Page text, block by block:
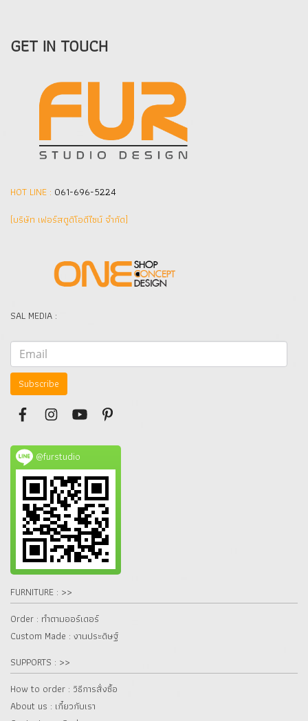
GET IN TOUCH
HOT LINE : 061-696-5224
(บริษัท เฟอร์สตูดิโอดีไซน์ จำกัด]
SAL MEDIA :
Subscribe
@furstudio
FURNITURE : >>
Order : ทำตามออร์เดอร์
Custom Made : งานประดิษฐ์
SUPPORTS : >>
How to order : วิธีการสั่งซื้อ
About us : เกี๋ยวกับเรา